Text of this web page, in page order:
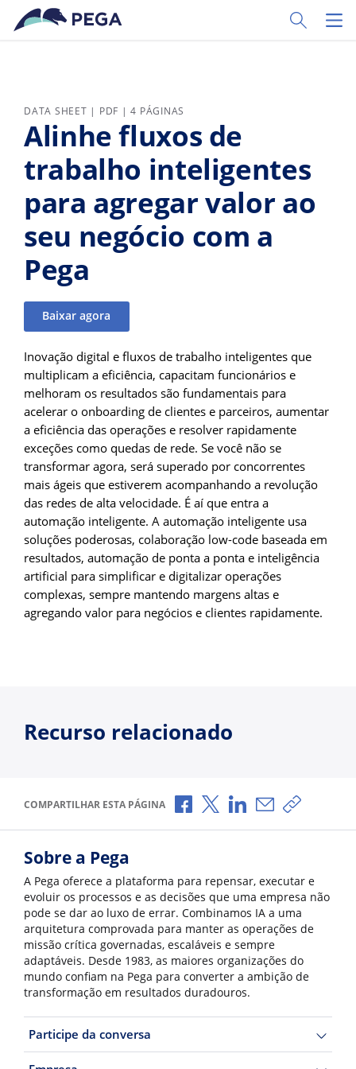
Pular para o conteúdo principal
Toggle
DATA SHEET | PDF | 4 PÁGINAS
Alinhe fluxos de
trabalho inteligentes
para agregar valor ao
seu negócio com a
Pega
Baixar agora
Inovação digital e fluxos de trabalho inteligentes que
multiplicam a eficiência, capacitam funcionários e
melhoram os resultados são fundamentais para
acelerar o onboarding de clientes e parceiros, aumentar
a eficiência das operações e resolver rapidamente
exceções como quedas de rede. Se você não se
transformar agora, será superado por concorrentes
mais ágeis que estiverem acompanhando a revolução
das redes de alta velocidade. É aí que entra a
automação inteligente. A automação inteligente usa
soluções poderosas, colaboração low-code baseada em
resultados, automação de ponta a ponta e inteligência
artificial para simplificar e digitalizar operações
complexas, sempre mantendo margens altas e
agregando valor para negócios e clientes rapidamente.
Recurso relacionado
COMPARTILHAR ESTA PÁGINA Compartilhar no Facebook
Compartilhar no X
Compartilhar no
Compartilhar
Copiar
Sobre a Pega
A Pega oferece a plataforma para repensar, executar e
evoluir os processos e as decisões que uma empresa não
pode se dar ao luxo de errar. Combinamos IA a uma
arquitetura comprovada para manter as operações de
missão crítica governadas, escaláveis e sempre
adaptáveis. Desde 1983, as maiores organizações do
mundo confiam na Pega para converter a ambição de
transformação em resultados duradouros.
Participe da conversa